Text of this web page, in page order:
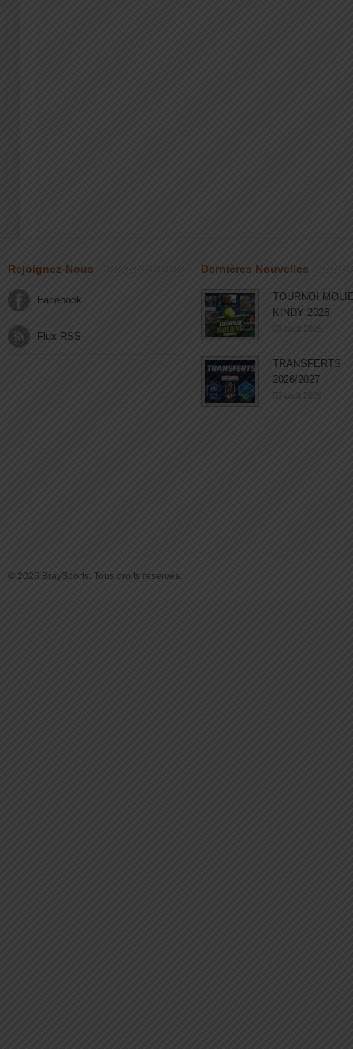
Rejoignez-Nous
Facebook
Flux RSS
Dernières Nouvelles
TOURNOI
KINDY 2026
03 août 2026
TRANSFERTS
2026/2027
03 août 2026
© 2026 BraySports. Tous droits reservés.